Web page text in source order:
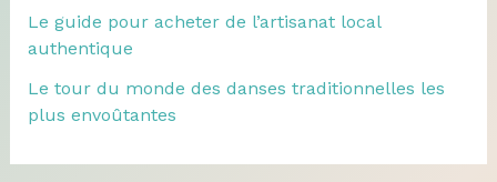
Le guide pour acheter de l’artisanat local
authentique
Le tour du monde des danses traditionnelles les
plus envoûtantes